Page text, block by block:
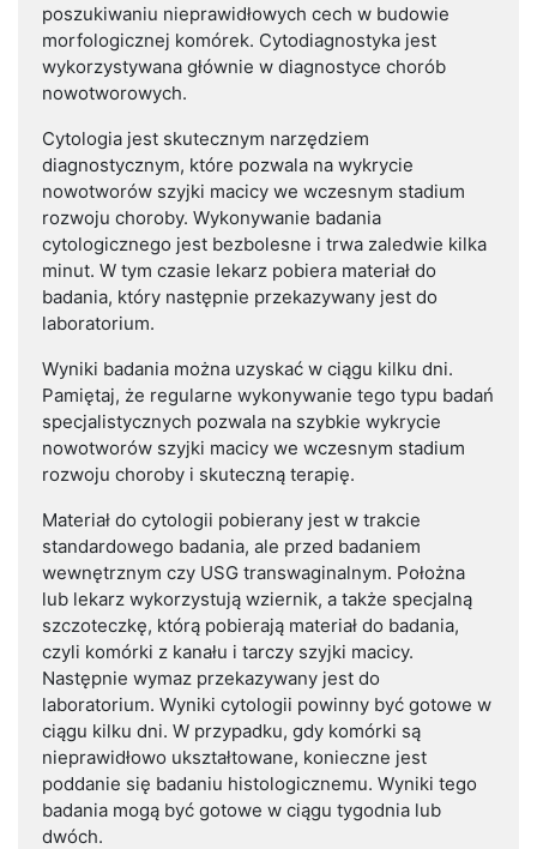
poszukiwaniu nieprawidłowych cech w budowie
morfologicznej komórek. Cytodiagnostyka jest
wykorzystywana głównie w diagnostyce chorób
nowotworowych.
Cytologia jest skutecznym narzędziem
diagnostycznym, które pozwala na wykrycie
nowotworów szyjki macicy we wczesnym stadium
rozwoju choroby. Wykonywanie badania
cytologicznego jest bezbolesne i trwa zaledwie kilka
minut. W tym czasie lekarz pobiera materiał do
badania, który następnie przekazywany jest do
laboratorium.
Wyniki badania można uzyskać w ciągu kilku dni.
Pamiętaj, że regularne wykonywanie tego typu badań
specjalistycznych pozwala na szybkie wykrycie
nowotworów szyjki macicy we wczesnym stadium
rozwoju choroby i skuteczną terapię.
Materiał do cytologii pobierany jest w trakcie
standardowego badania, ale przed badaniem
wewnętrznym czy USG transwaginalnym. Położna
lub lekarz wykorzystują wziernik, a także specjalną
szczoteczkę, którą pobierają materiał do badania,
czyli komórki z kanału i tarczy szyjki macicy.
Następnie wymaz przekazywany jest do
laboratorium. Wyniki cytologii powinny być gotowe w
ciągu kilku dni. W przypadku, gdy komórki są
nieprawidłowo ukształtowane, konieczne jest
poddanie się badaniu histologicznemu. Wyniki tego
badania mogą być gotowe w ciągu tygodnia lub
dwóch.